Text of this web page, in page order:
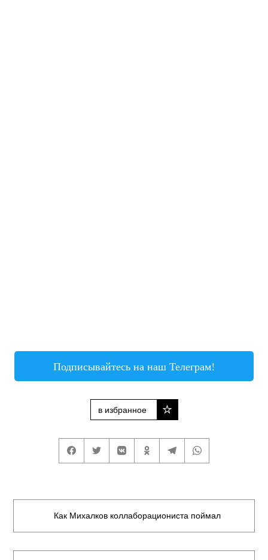
Подписывайтесь на наш Телеграм!
в избранное
Как Михалков коллаборациониста поймал